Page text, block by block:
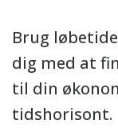
Brug
dig med at
til din
tidshorisont.